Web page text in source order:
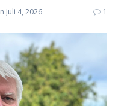
Juli 4, 2026 1